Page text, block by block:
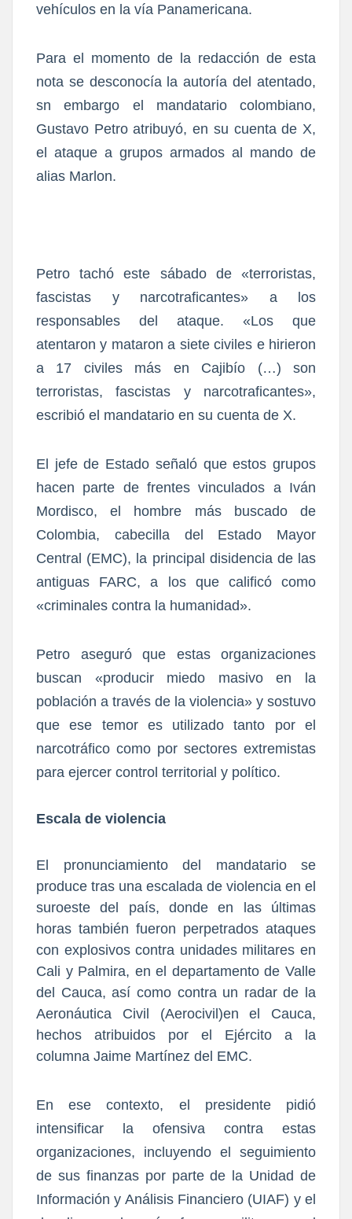
vehículos en la vía Panamericana.
Para el momento de la redacción de esta
nota se desconocía la autoría del atentado,
sn embargo el mandatario colombiano,
Gustavo Petro atribuyó, en su cuenta de X,
el ataque a grupos armados al mando de
alias Marlon.
Petro tachó este sábado de «terroristas,
fascistas y narcotraficantes» a los
responsables del ataque. «Los que
atentaron y mataron a siete civiles e hirieron
a 17 civiles más en Cajibío (…) son
terroristas, fascistas y narcotraficantes»,
escribió el mandatario en su cuenta de X.
El jefe de Estado señaló que estos grupos
hacen parte de frentes vinculados a Iván
Mordisco, el hombre más buscado de
Colombia, cabecilla del Estado Mayor
Central (EMC), la principal disidencia de las
antiguas FARC, a los que calificó como
«criminales contra la humanidad».
Petro aseguró que estas organizaciones
buscan «producir miedo masivo en la
población a través de la violencia» y sostuvo
que ese temor es utilizado tanto por el
narcotráfico como por sectores extremistas
para ejercer control territorial y político.
Escala de violencia
El pronunciamiento del mandatario se
produce tras una escalada de violencia en el
suroeste del país, donde en las últimas
horas también fueron perpetrados ataques
con explosivos contra unidades militares en
Cali y Palmira, en el departamento de Valle
del Cauca, así como contra un radar de la
Aeronáutica Civil (Aerocivil)en el Cauca,
hechos atribuidos por el Ejército a la
columna Jaime Martínez del EMC.
En ese contexto, el presidente pidió
intensificar la ofensiva contra estas
organizaciones, incluyendo el seguimiento
de sus finanzas por parte de la Unidad de
Información y Análisis Financiero (UIAF) y el